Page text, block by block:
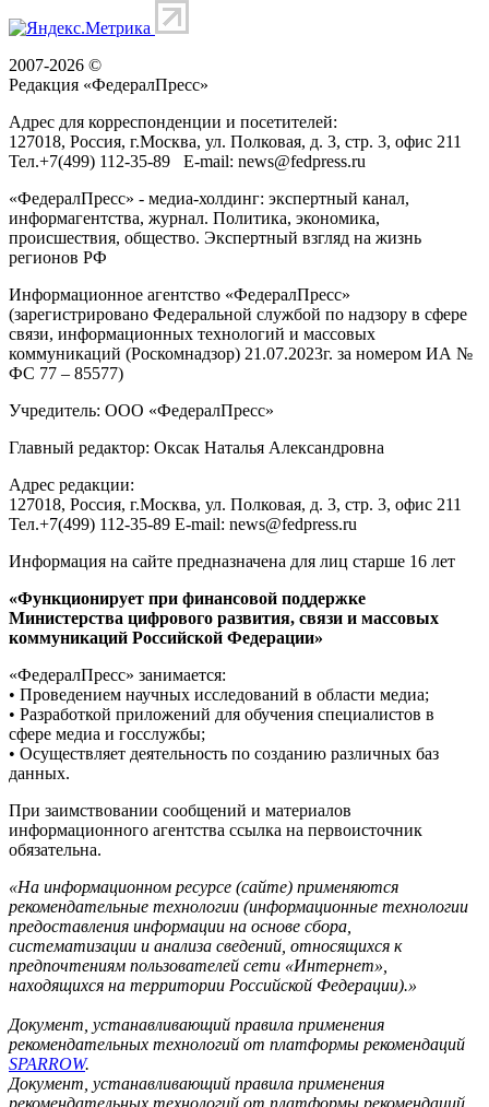
2007-2026 ©
Редакция «ФедералПресс»
Адрес для корреспонденции и посетителей:
127018, Россия, г.Москва, ул. Полковая, д. 3, стр. 3, офис 211
Тел.+7(499) 112-35-89 E-mail: news@fedpress.ru
«ФедералПресс» - медиа-холдинг: экспертный канал,
информагентства, журнал. Политика, экономика,
происшествия, общество. Экспертный взгляд на жизнь
регионов РФ
Информационное агентство «ФедералПресс»
(зарегистрировано Федеральной службой по надзору в сфере
связи, информационных технологий и массовых
коммуникаций (Роскомнадзор) 21.07.2023г. за номером ИА №
ФС 77 – 85577)
Учредитель: ООО «ФедералПресс»
Главный редактор: Оксак Наталья Александровна
Адрес редакции:
127018, Россия, г.Москва, ул. Полковая, д. 3, стр. 3, офис 211
Тел.+7(499) 112-35-89 E-mail: news@fedpress.ru
Информация на сайте предназначена для лиц старше 16 лет
«Функционирует при финансовой поддержке
Министерства цифрового развития, связи и массовых
коммуникаций Российской Федерации»
«ФедералПресс» занимается:
• Проведением научных исследований в области медиа;
• Разработкой приложений для обучения специалистов в
сфере медиа и госслужбы;
• Осуществляет деятельность по созданию различных баз
данных.
При заимствовании сообщений и материалов
информационного агентства ссылка на первоисточник
обязательна.
«На информационном ресурсе (сайте) применяются
рекомендательные технологии (информационные технологии
предоставления информации на основе сбора,
систематизации и анализа сведений, относящихся к
предпочтениям пользователей сети «Интернет»,
находящихся на территории Российской Федерации).»
Документ, устанавливающий правила применения
рекомендательных технологий от платформы рекомендаций
SPARROW.
Документ, устанавливающий правила применения
рекомендательных технологий от платформы рекомендаций